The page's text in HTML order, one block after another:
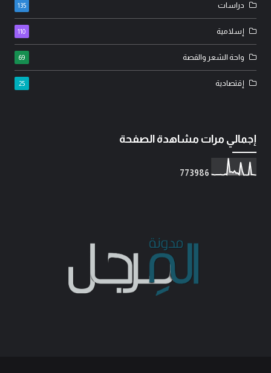
دراسات 135
إسلامية 110
واحة الشعر والقصة 69
إقتصادية 25
إجمالي مرات مشاهدة الصفحة
773986